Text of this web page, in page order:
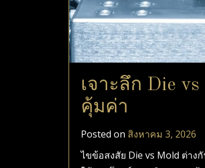
เจาะลึก Die
คุ้มค่า
Posted on สิงหาคม 3, 2026
ไขข้อสงสัย Die vs Mold ต่าง